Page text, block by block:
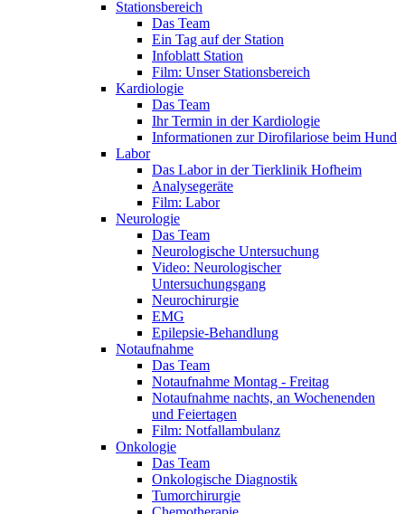
Stationsbereich
Das Team
Ein Tag auf der Station
Infoblatt Station
Film: Unser Stationsbereich
Kardiologie
Das Team
Ihr Termin in der Kardiologie
Informationen zur Dirofilariose beim Hund
Labor
Das Labor in der Tierklinik Hofheim
Analysegeräte
Film: Labor
Neurologie
Das Team
Neurologische Untersuchung
Video: Neurologischer
Untersuchungsgang
Neurochirurgie
EMG
Epilepsie-Behandlung
Notaufnahme
Das Team
Notaufnahme Montag - Freitag
Notaufnahme nachts, an Wochenenden
und Feiertagen
Film: Notfallambulanz
Onkologie
Das Team
Onkologische Diagnostik
Tumorchirurgie